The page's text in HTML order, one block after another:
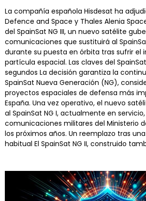
La compañía española Hisdesat ha
Defence and Space y Thales Alenia
del SpainSat NG III, un nuevo satélite
comunicaciones que sustituirá al
durante su puesta en órbita tras sufrir el
partícula espacial. Las claves del SpainSat
segundos La decisión garantiza la
SpainSat Nueva Generación (NG),
proyectos espaciales de defensa más
España. Una vez operativo, el nuevo
al SpainSat NG I, actualmente en
comunicaciones militares del Ministerio
los próximos años. Un reemplazo tras
habitual El SpainSat NG II, construido